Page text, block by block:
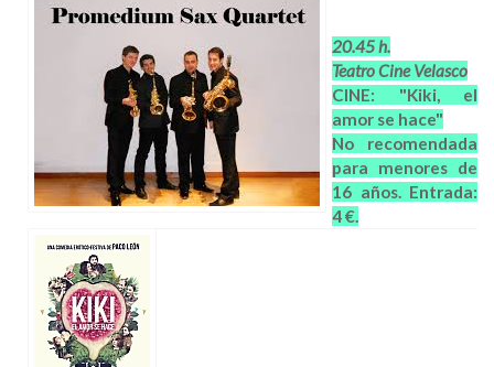
20.45 h.
Teatro Cine Velasco
CINE: "Kiki, el
amor se hace"
No recomendada
para menores de
16 años. Entrada:
4 €.